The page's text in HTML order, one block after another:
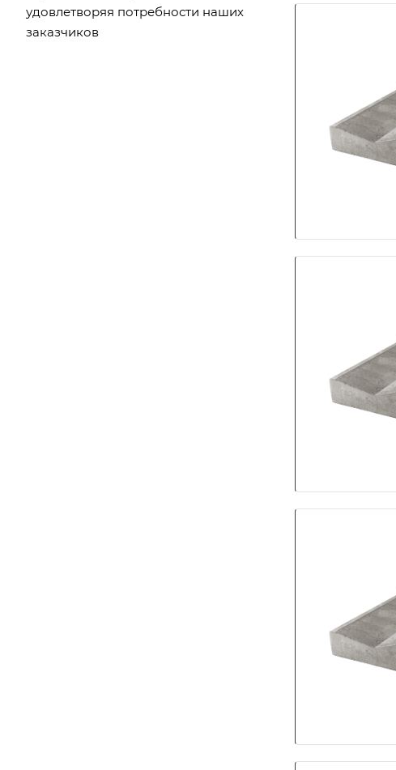
удовлетворяя потребности наших
заказчиков